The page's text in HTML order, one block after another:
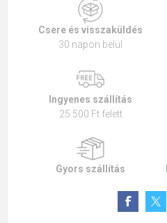
Csere és visszaküldés
30 napon belül
Ingyenes szállítás
25 500 Ft felett
Gyors szállítás